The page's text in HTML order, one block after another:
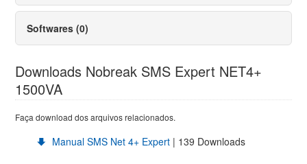
Softwares (0)
Downloads Nobreak SMS Expert NET4+
1500VA
Faça download dos arquivos relacionados.
Manual SMS Net 4+ Expert| 139 Downloads